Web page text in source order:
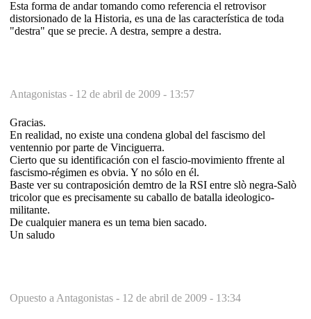
Esta forma de andar tomando como referencia el retrovisor
distorsionado de la Historia, es una de las característica de toda
"destra" que se precie. A destra, sempre a destra.
Antagonistas - 12 de abril de 2009 - 13:57
Gracias.
En realidad, no existe una condena global del fascismo del
ventennio por parte de Vinciguerra.
Cierto que su identificación con el fascio-movimiento ffrente al
fascismo-régimen es obvia. Y no sólo en él.
Baste ver su contraposición demtro de la RSI entre slò negra-Salò
tricolor que es precisamente su caballo de batalla ideologico-
militante.
De cualquier manera es un tema bien sacado.
Un saludo
Opuesto a Antagonistas - 12 de abril de 2009 - 13:34